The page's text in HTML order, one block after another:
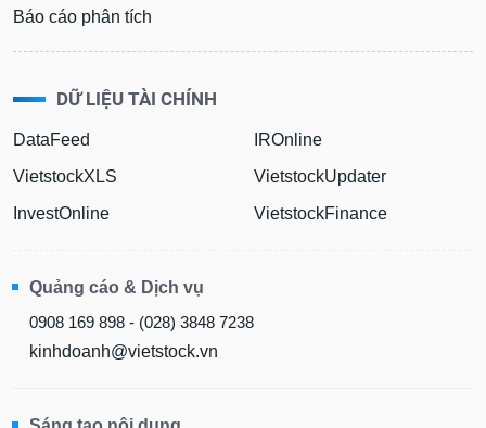
Báo cáo phân tích
DỮ LIỆU TÀI CHÍNH
DataFeed
VietstockXLS
InvestOnline
IROnline
VietstockUpdater
VietstockFinance
Quảng cáo & Dịch vụ
0908 169 898 - (028) 3848 7238
kinhdoanh@vietstock.vn